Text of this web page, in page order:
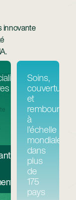
innovante
Soins,
couverture
et
à
l'échelle
mondiale
dans
plus
de
175
pays